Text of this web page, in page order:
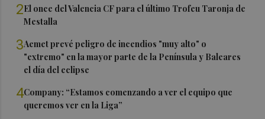
2El once del Valencia CF para el último Trofeu Taronja de
Mestalla
3Aemet prevé peligro de incendios "muy alto" o
"extremo" en la mayor parte de la Península y Baleares
el día del eclipse
4Company: “Estamos comenzando a ver el equipo que
queremos ver en la Liga”